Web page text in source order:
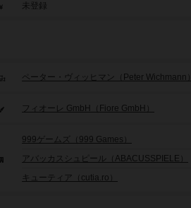
未登録
ペーター・ヴィッヒマン（Peter Wichmann）
フィオーレ GmbH（Fiore GmbH）
999ゲームズ（999 Games）
アバッカスシュピール（ABACUSSPIELE）
キューティア（cutia.ro）